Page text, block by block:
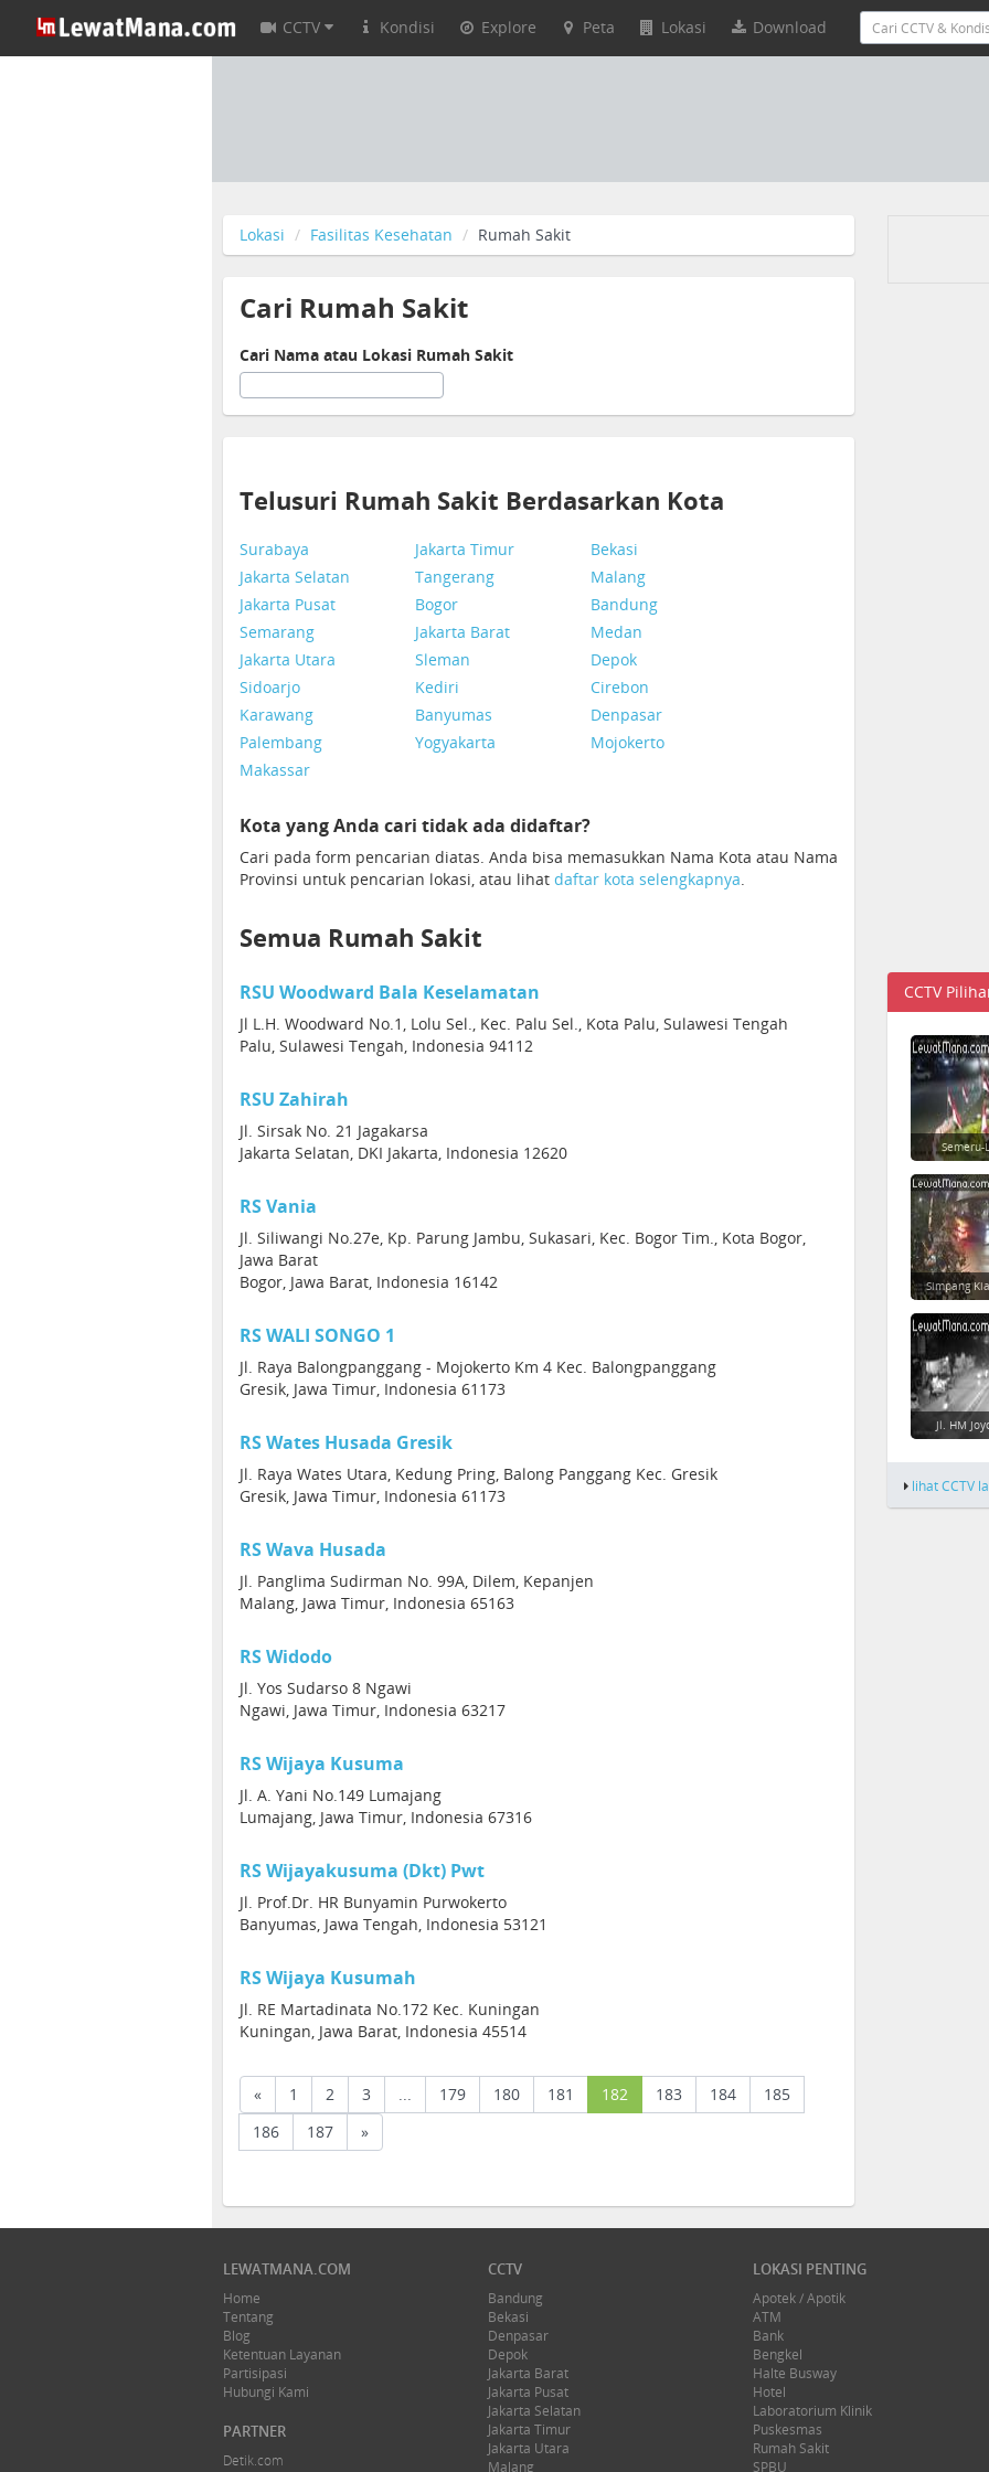
CCTV Kondisi Explore Peta Lokasi Download
Lokasi Fasilitas Kesehatan Rumah Sakit
Cari Rumah Sakit
Cari Nama atau Lokasi Rumah Sakit
Telusuri Rumah Sakit Berdasarkan Kota
Surabaya Jakarta Timur
Bekasi
Jakarta Selatan
Tangerang
Malang
Jakarta Pusat
Bogor
Bandung
Semarang
Jakarta Barat
Medan
Jakarta Utara
Sleman
Depok
Sidoarjo
Kediri
Cirebon
Karawang
Banyumas
Denpasar
Palembang
Yogyakarta
Mojokerto
Makassar
Kota yang Anda cari tidak ada didaftar?
Cari pada form pencarian diatas. Anda bisa memasukkan Nama Kota atau Nama
Provinsi untuk pencarian lokasi, atau lihat daftar kota selengkapnya.
Semua Rumah Sakit
RSU Woodward Bala Keselamatan
Jl L.H. Woodward No.1, Lolu Sel., Kec. Palu Sel., Kota Palu, Sulawesi Tengah
Palu, Sulawesi Tengah, Indonesia 94112
RSU Zahirah
Jl. Sirsak No. 21 Jagakarsa
Jakarta Selatan, DKI Jakarta, Indonesia 12620
RS Vania
Jl. Siliwangi No.27e, Kp. Parung Jambu, Sukasari, Kec. Bogor Tim., Kota Bogor,
Jawa Barat
Bogor, Jawa Barat, Indonesia 16142
RS WALI SONGO 1
Jl. Raya Balongpanggang - Mojokerto Km 4 Kec. Balongpanggang
Gresik, Jawa Timur, Indonesia 61173
RS Wates Husada Gresik
Jl. Raya Wates Utara, Kedung Pring, Balong Panggang Kec. Gresik
Gresik, Jawa Timur, Indonesia 61173
RS Wava Husada
Jl. Panglima Sudirman No. 99A, Dilem, Kepanjen
Malang, Jawa Timur, Indonesia 65163
RS Widodo
Jl. Yos Sudarso 8 Ngawi
Ngawi, Jawa Timur, Indonesia 63217
RS Wijaya Kusuma
Jl. A. Yani No.149 Lumajang
Lumajang, Jawa Timur, Indonesia 67316
RS Wijayakusuma (Dkt) Pwt
Jl. Prof.Dr. HR Bunyamin Purwokerto
Banyumas, Jawa Tengah, Indonesia 53121
RS Wijaya Kusumah
Jl. RE Martadinata No.172 Kec. Kuningan
Kuningan, Jawa Barat, Indonesia 45514
« 1 2 3 ... 179 180 181 182 (current)
183 184
185
186
187 »
CCTV
Semeru-
Simpang
Jl. HM
lihat CCTV
LEWATMANA.COM
Home
Tentang
Blog
Ketentuan Layanan
Partisipasi
Hubungi Kami
PARTNER
Detik.com
CCTV
Bandung
Bekasi
Denpasar
Depok
Jakarta Barat
Jakarta Pusat
Jakarta Selatan
Jakarta Timur
Jakarta Utara
Malang
LOKASI PENTING
Apotek / Apotik
ATM
Bank
Bengkel
Halte Busway
Hotel
Laboratorium Klinik
Puskesmas
Rumah Sakit
SPBU